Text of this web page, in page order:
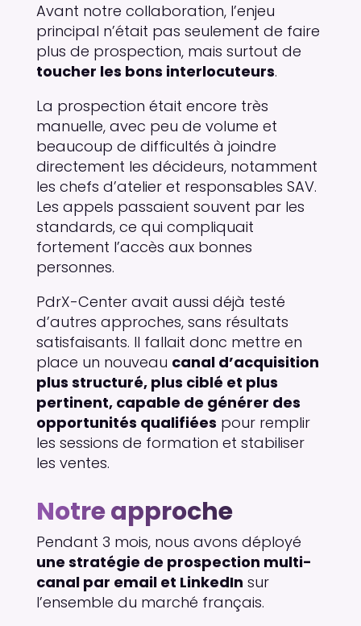
Avant notre collaboration, l’enjeu
principal n’était pas seulement de faire
plus de prospection, mais surtout de
toucher les bons interlocuteurs.
La prospection était encore très
manuelle, avec peu de volume et
beaucoup de difficultés à joindre
directement les décideurs, notamment
les chefs d’atelier et responsables SAV.
Les appels passaient souvent par les
standards, ce qui compliquait
fortement l’accès aux bonnes
personnes.
PdrX-Center avait aussi déjà testé
d’autres approches, sans résultats
satisfaisants. Il fallait donc mettre en
place un nouveau canal d’acquisition
plus structuré, plus ciblé et plus
pertinent, capable de générer des
opportunités qualifiées pour remplir
les sessions de formation et stabiliser
les ventes.
Notre approche
Pendant 3 mois, nous avons déployé
une stratégie de prospection multi-
canal par email et LinkedIn sur
l’ensemble du marché français.